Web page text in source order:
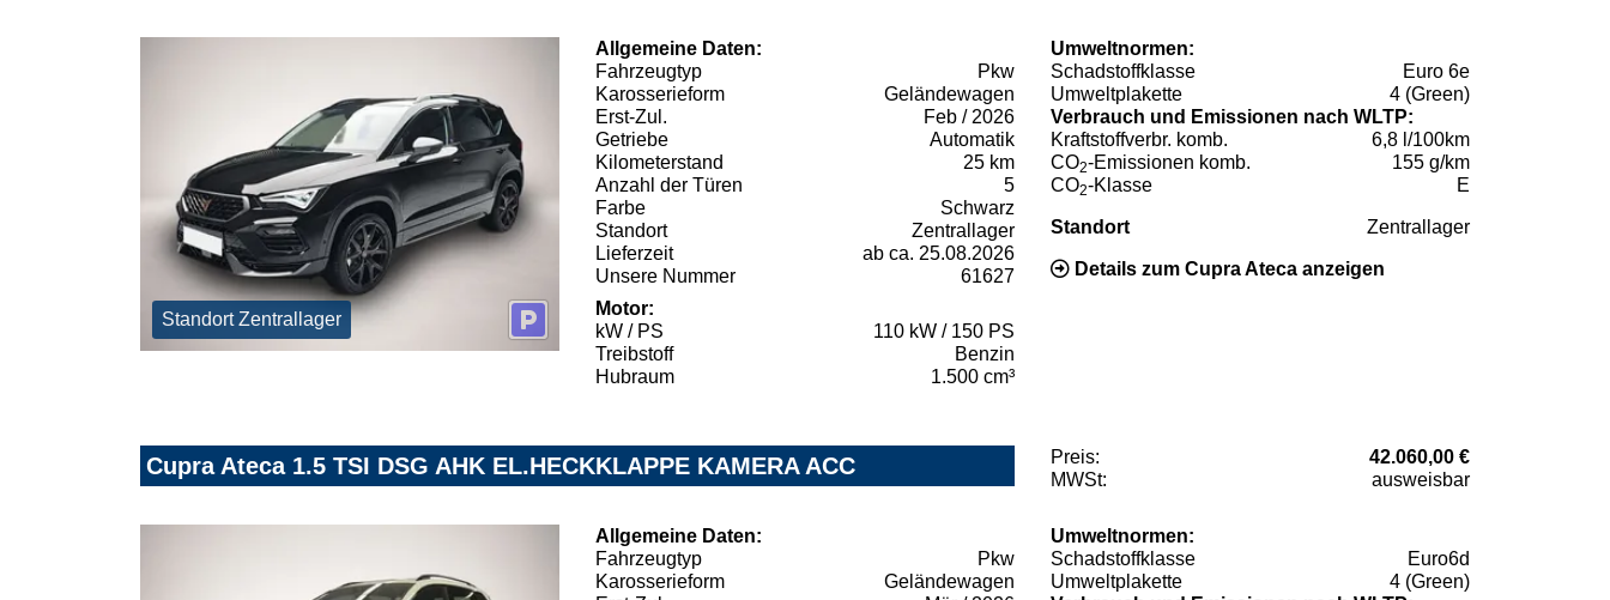
Standort Zentrallager
Allgemeine Daten:
Fahrzeugtyp
Pkw
Karosserieform
Geländewagen
Erst-Zul.
Feb / 2026
Getriebe
Automatik
Kilometerstand
25 km
Anzahl der Türen
5
Farbe
Schwarz
Standort
Zentrallager
Lieferzeit
ab ca. 25.08.2026
Unsere Nummer
61627
Motor:
kW / PS
110 kW / 150 PS
Treibstoff
Benzin
Hubraum
1.500 cm³
Umweltnormen:
Schadstoffklasse
Euro 6e
Umweltplakette
4 (Green)
Verbrauch und Emissionen nach WLTP:
Kraftstoffverbr. komb.
6,8 l/100km
CO2-Emissionen komb.
155 g/km
CO2-Klasse E
Standort Zentrallager
Details zum Cupra Ateca anzeigen
Cupra Ateca 1.5 TSI DSG AHK EL.HECKKLAPPE KAMERA ACC Preis:
42.060,00 €
MWSt:
ausweisbar
Allgemeine Daten:
Fahrzeugtyp
Pkw
Karosserieform
Geländewagen
Umweltnormen:
Schadstoffklasse
Euro6d
Umweltplakette
4 (Green)